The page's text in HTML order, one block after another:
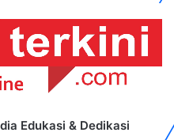
Edukasi & Dedikasi